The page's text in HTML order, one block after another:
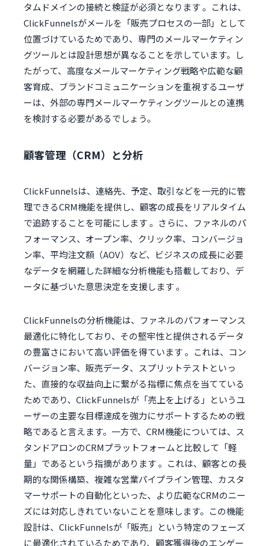
タムドメインの接続と検証が必須となります 。これは、
ClickFunnelsがメールを「販売プロセスの一部」として
位置づけているためであり、専門のメールマーケティン
グツールとは設計思想が異なることを示しています。し
たがって、高度なメールマーケティング戦略や広範な顧
客育成、ブランドコミュニケーションを重視するユーザ
ーは、外部の専門メールマーケティングツールとの連携
を検討する必要があるでしょう。
顧客管理（CRM）と分析
ClickFunnelsは、連絡先、予定、取引などを一元的に管
理できるCRM機能を提供し、顧客の成長をリアルタイム
で追跡することを可能にします 。さらに、ファネルのパ
フォーマンス、オープン率、クリック率、コンバージョ
ン率、平均注文額（AOV）など、ビジネスの成長に必要
なデータを網羅した詳細な分析機能も搭載しており、デ
ータに基づいた意思決定を支援します 。
ClickFunnelsの分析機能は、ファネルのパフォーマンス
最適化に特化しており、その堅牢性と提供されるデータ
の豊富さにおいて高い評価を得ています 。これは、コン
バージョン率、販売データ、スプリットテストといっ
た、直接的な収益向上に繋がる指標に焦点を当てている
ためであり、ClickFunnelsが「売上を上げる」というユ
ーザーの主要な目標達成を強力にサポートするための戦
略であると言えます。一方で、CRM機能については、ス
タンドアロンのCRMプラットフォームと比較して「軽
量」であるという指摘があります 。これは、顧客との長
期的な関係構築、複雑な営業パイプライン管理、カスタ
マーサポートの自動化といった、より広範なCRMのニー
ズには対応しきれていないことを意味します。この機能
設計は、ClickFunnelsが「販売」という特定のフェーズ
に最適化されているためであり、顧客獲得後のエンゲー